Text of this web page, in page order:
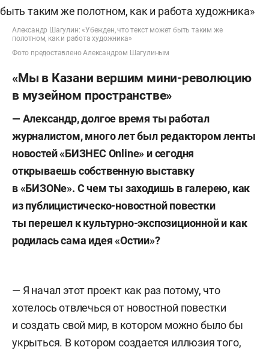
Александр Шагулин: «Убежден, что текст может быть таким же
полотном, как и работа художника»
Фото предоставлено Александром Шагулиным
«Мы в Казани вершим мини-революцию
в музейном пространстве»
— Александр, долгое время ты работал
журналистом, много лет был редактором ленты
новостей «БИЗНЕС Online» и сегодня
открываешь собственную выставку
в «БИЗONе». Cчем ты заходишь в галерею, как
из публицистическо-новостной повестки
ты перешел к культурно-экспозиционной и как
родилась сама идея «Остии»?
— Я начал этот проект как раз потому, что
хотелось отвлечься от новостной повестки
и создать свой мир, в котором можно было бы
укрыться. В котором создается иллюзия того,